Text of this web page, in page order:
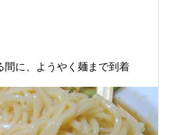
間に、ようやく麺まで到着